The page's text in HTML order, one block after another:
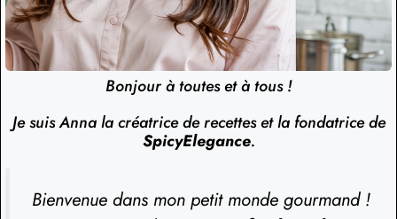
Bonjour à toutes et à tous !
Je suis Anna la créatrice de recettes et la fondatrice de
SpicyElegance.
Bienvenue dans mon petit monde gourmand !